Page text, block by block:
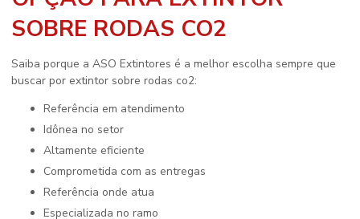
SOBRE RODAS CO2
Saiba porque a ASO Extintores é a melhor escolha sempre que
buscar por extintor sobre rodas co2:
referência em atendimento
idônea no setor
altamente eficiente
comprometida com as entregas
referência onde atua
especializada no ramo